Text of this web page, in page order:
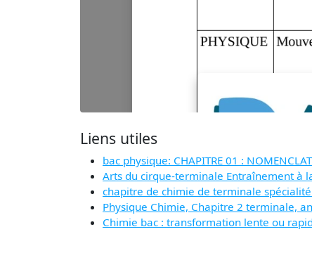
Liens utiles
bac physique: CHAPITRE 01 :
Arts du cirque-terminale Entraînement à
chapitre de chimie de terminale
Physique Chimie, Chapitre 2 terminale,
Chimie bac : transformation lente ou